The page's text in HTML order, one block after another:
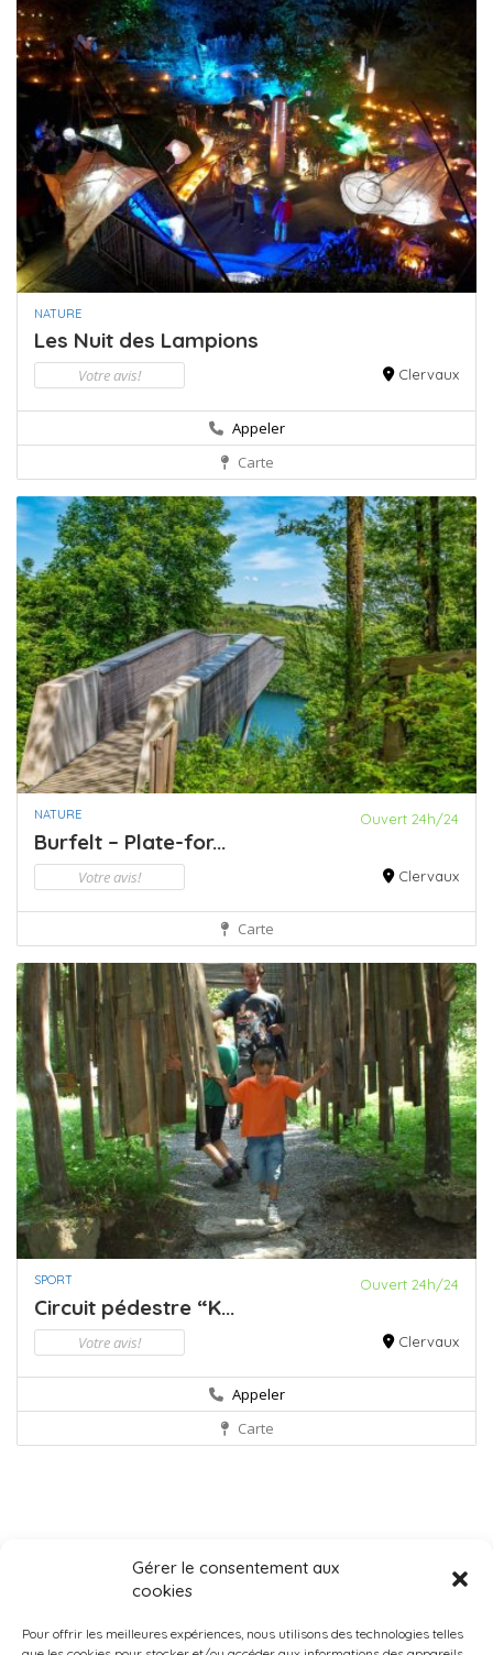
Gérer le consentement aux
cookies
Pour offrir les meilleures expériences, nous utilisons des technologies telles
NATURE
Les Nuit des Lampions
Votre avis! Clervaux
Appeler
Carte
NATURE Ouvert 24h/24
Burfelt – Plate-for...
Votre avis! Clervaux
Carte
SPORT Ouvert 24h/24
Circuit pédestre “K...
Votre avis! Clervaux
Appeler
Carte